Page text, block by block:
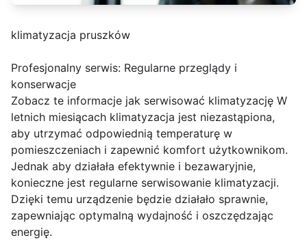
klimatyzacja pruszków
Profesjonalny serwis: Regularne przeglądy i
konserwacje
Zobacz te informacje jak serwisować klimatyzację W
letnich miesiącach klimatyzacja jest niezastąpiona,
aby utrzymać odpowiednią temperaturę w
pomieszczeniach i zapewnić komfort użytkownikom.
Jednak aby działała efektywnie i bezawaryjnie,
konieczne jest regularne serwisowanie klimatyzacji.
Dzięki temu urządzenie będzie działało sprawnie,
zapewniając optymalną wydajność i oszczędzając
energię.